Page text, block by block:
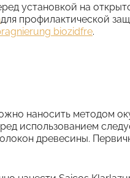
установкой на
для профилактической
biozidfre.
наносить методом
использованием
древесины.